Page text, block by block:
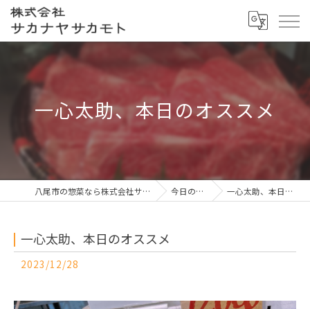
一心太助、本日のオススメ
八尾市の惣菜なら株式会社サカナヤサカモト 今日の一押し 一心太助、本日のオススメ
一心太助、本日のオススメ
2023/12/28